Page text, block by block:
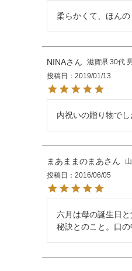
NINA 滋賀県 30代
投稿日
2019/01/13
内祝いの贈り物で
まあままのまあ
投稿日
2016/06/05
六月は母の誕生日
秘訣とのこと。口の